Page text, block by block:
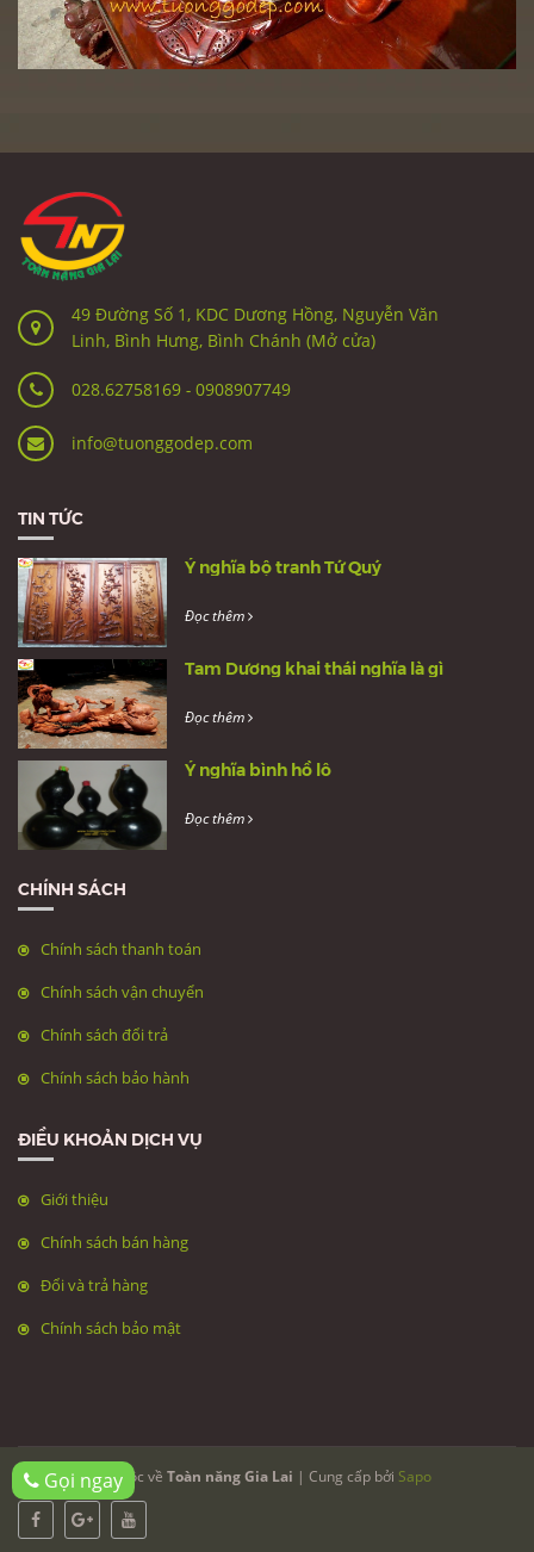
49 Đường Số 1, KDC Dương Hồng, Nguyễn Văn
Linh, Bình Hưng, Bình Chánh (Mở cửa)
028.62758169 - 0908907749
info@tuonggodep.com
TIN TỨC
Ý nghĩa bộ tranh Tứ Quý
Đọc thêm
Tam Dương khai thái nghĩa là gì
Đọc thêm
Ý nghĩa bình hồ lô
Đọc thêm
CHÍNH SÁCH
Chính sách thanh toán
Chính sách vận chuyển
Chính sách đổi trả
Chính sách bảo hành
ĐIỀU KHOẢN DỊCH VỤ
Giới thiệu
Chính sách bán hàng
Đổi và trả hàng
Chính sách bảo mật
© Bản quyền thuộc về Toàn năng Gia Lai | Cung cấp bởi Sapo
Gọi ngay